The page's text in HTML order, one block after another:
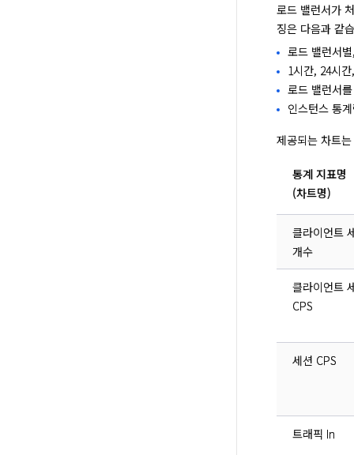
로드 밸런서가
징은 다음과 같
로드 밸런서
1시간, 24시
로드 밸런서
인스턴스 통
제공되는 차트
통계 지표명
(차트명)
클라이언트
개수
클라이언트
CPS
세션 CPS
트래픽 In